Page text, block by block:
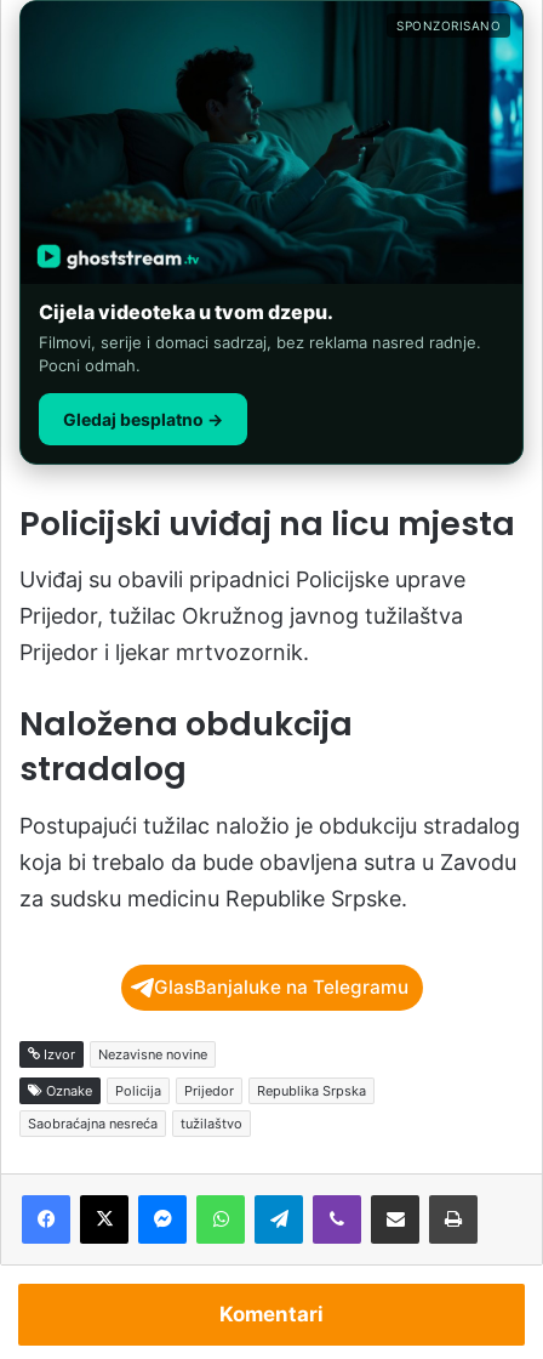
SPONZORISANO
Cijela videoteka u tvom dzepu.
Filmovi, serije i domaci sadrzaj, bez reklama nasred radnje.
Pocni odmah.
Gledaj besplatno →
Policijski uviđaj na licu mjesta
Uviđaj su obavili pripadnici Policijske uprave
Prijedor, tužilac Okružnog javnog tužilaštva
Prijedor i ljekar mrtvozornik.
Naložena obdukcija
stradalog
Postupajući tužilac naložio je obdukciju stradalog
koja bi trebalo da bude obavljena sutra u Zavodu
za sudsku medicinu Republike Srpske.
GlasBanjaluke na Telegramu
Izvor Nezavisne novine
Oznake Policija Prijedor
Republika Srpska
Saobraćajna nesreća
tužilaštvo
Telegram
Komentari